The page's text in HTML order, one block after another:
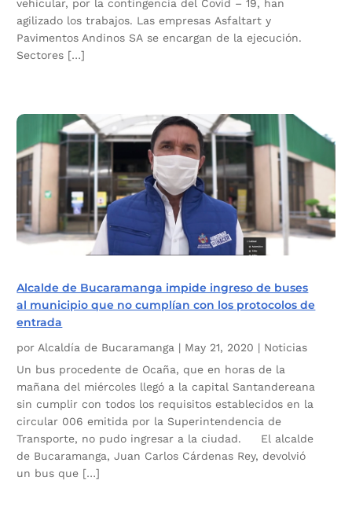
vehicular, por la contingencia del Covid – 19, han
agilizado los trabajos. Las empresas Asfaltart y
Pavimentos Andinos SA se encargan de la ejecución.
Sectores […]
Alcalde de Bucaramanga impide ingreso de buses
al municipio que no cumplían con los protocolos de
entrada
por Alcaldía de Bucaramanga | May 21, 2020 | Noticias
Un bus procedente de Ocaña, que en horas de la
mañana del miércoles llegó a la capital Santandereana
sin cumplir con todos los requisitos establecidos en la
circular 006 emitida por la Superintendencia de
Transporte, no pudo ingresar a la ciudad. El alcalde
de Bucaramanga, Juan Carlos Cárdenas Rey, devolvió
un bus que […]